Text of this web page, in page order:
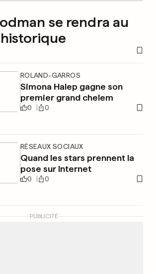
se rendra au
ROLAND-GARROS
Simona Halep gagne son
premier grand chelem
0 0
RÉSEAUX SOCIAUX
Quand les stars prennent la
pose sur Internet
0 0
PUBLICITÉ